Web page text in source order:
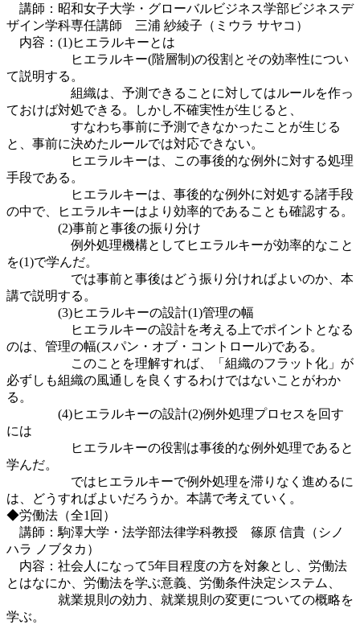
講師：昭和女子大学・グローバルビジネス学部ビジネスデ
ザイン学科専任講師 三浦 紗綾子（ミウラ サヤコ）
内容：(1)ヒエラルキーとは
ヒエラルキー(階層制)の役割とその効率性につい
て説明する。
組織は、予測できることに対してはルールを作っ
ておけば対処できる。しかし不確実性が生じると、
すなわち事前に予測できなかったことが生じる
と、事前に決めたルールでは対応できない。
ヒエラルキーは、この事後的な例外に対する処理
手段である。
ヒエラルキーは、事後的な例外に対処する諸手段
の中で、ヒエラルキーはより効率的であることも確認する。
(2)事前と事後の振り分け
例外処理機構としてヒエラルキーが効率的なこと
を(1)で学んだ。
では事前と事後はどう振り分ければよいのか、本
講で説明する。
(3)ヒエラルキーの設計(1)管理の幅
ヒエラルキーの設計を考える上でポイントとなる
のは、管理の幅(スパン・オブ・コントロール)である。
このことを理解すれば、「組織のフラット化」が
必ずしも組織の風通しを良くするわけではないことがわか
る。
(4)ヒエラルキーの設計(2)例外処理プロセスを回す
には
ヒエラルキーの役割は事後的な例外処理であると
学んだ。
ではヒエラルキーで例外処理を滞りなく進めるに
は、どうすればよいだろうか。本講で考えていく。
◆労働法（全1回）
講師：駒澤大学・法学部法律学科教授 篠原 信貴（シノ
ハラ ノブタカ）
内容：社会人になって5年目程度の方を対象とし、労働法
とはなにか、労働法を学ぶ意義、労働条件決定システム、
就業規則の効力、就業規則の変更についての概略を
学ぶ。